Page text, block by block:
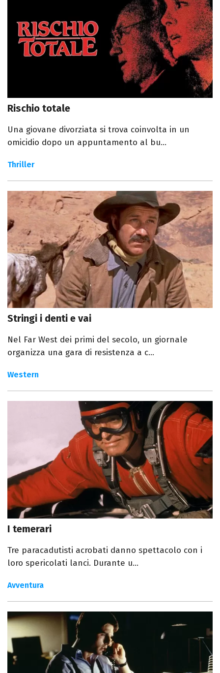
Rischio totale
Una giovane divorziata si trova coinvolta in un
omicidio dopo un appuntamento al bu...
Thriller
Stringi i denti e vai
Nel Far West dei primi del secolo, un giornale
organizza una gara di resistenza a c...
Western
I temerari
Tre paracadutisti acrobati danno spettacolo con i
loro spericolati lanci. Durante u...
Avventura